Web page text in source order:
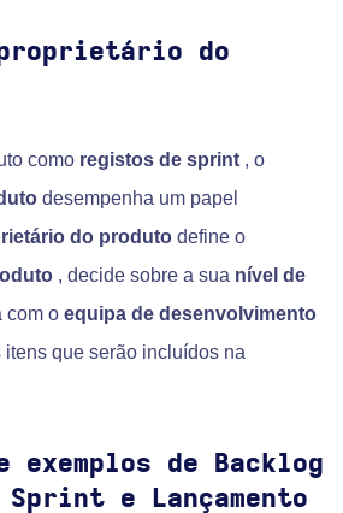
do
como registos de sprint , o
desempenha um papel
do produto define o
, decide sobre a sua nível de
com o equipa de desenvolvimento
que serão incluídos na
exemplos de Backlog
e Lançamento